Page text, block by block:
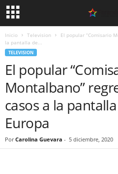
Inicio Television
El popular “Comisario
la pantalla de...
TELEVISION
El popular
Montalbano”
casos a la
Europa
Por Carolina Guevara - 5 diciembre, 2020